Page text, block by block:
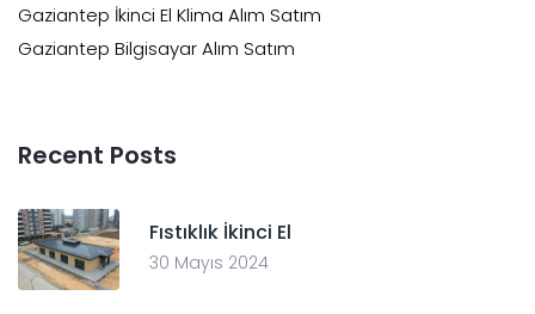
Gaziantep İkinci El Klima Alım Satım
Gaziantep Bilgisayar Alım Satım
Recent Posts
Fıstıklık İkinci El
30 Mayıs 2024